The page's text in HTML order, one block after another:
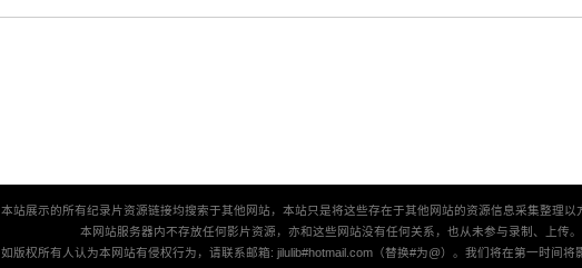
本站展示的所有纪录片资源链接均搜索于其他网站，本站只是将这些存在于其他网站的资源信息采集整理以
本网站服务器内不存放任何影片资源，亦和这些网站没有任何关系，也从未参与录制、上传。
如版权所有人认为本网站有侵权行为，请联系邮箱: jilulib#hotmail.com（替换#为@）。我们将在第一时间将